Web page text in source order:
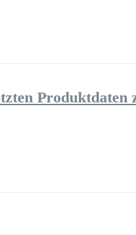
Produktdaten